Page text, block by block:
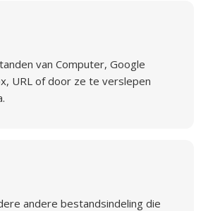
van Computer, Google
URL of door ze te verslepen
andere bestandsindeling die